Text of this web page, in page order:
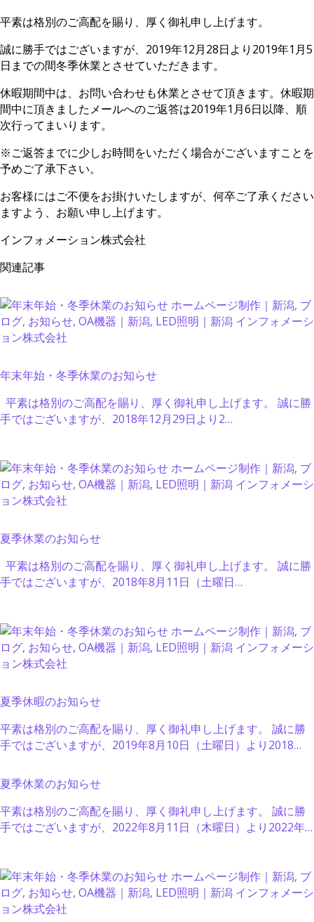
平素は格別のご高配を賜り、厚く御礼申し上げます。
誠に勝手ではございますが、2019年12月28日より2019年1月5
日までの間冬季休業とさせていただきます。
休暇期間中は、お問い合わせも休業とさせて頂きます。休暇期
間中に頂きましたメールへのご返答は2019年1月6日以降、順
次行ってまいります。
※ご返答までに少しお時間をいただく場合がございますことを
予めご了承下さい。
お客様にはご不便をお掛けいたしますが、何卒ご了承ください
ますよう、お願い申し上げます。
インフォメーション株式会社
関連記事
年末年始・冬季休業のお知らせ
平素は格別のご高配を賜り、厚く御礼申し上げます。 誠に勝
手ではございますが、2018年12月29日より2…
夏季休業のお知らせ
平素は格別のご高配を賜り、厚く御礼申し上げます。 誠に勝
手ではございますが、2018年8月11日（土曜日…
夏季休暇のお知らせ
平素は格別のご高配を賜り、厚く御礼申し上げます。 誠に勝
手ではございますが、2019年8月10日（土曜日）より2018…
夏季休業のお知らせ
平素は格別のご高配を賜り、厚く御礼申し上げます。 誠に勝
手ではございますが、2022年8月11日（木曜日）より2022年…